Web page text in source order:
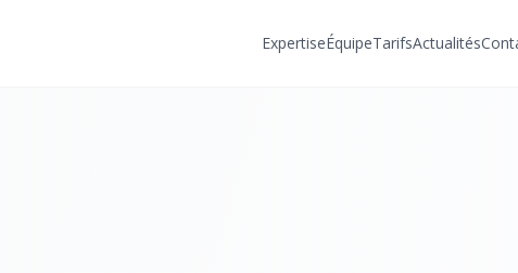
ExpertiseÉquipeTarifsActualités